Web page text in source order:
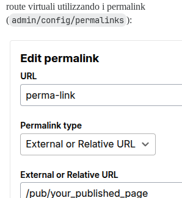
route virtuali utilizzando i permalink
( admin/config/permalinks ):